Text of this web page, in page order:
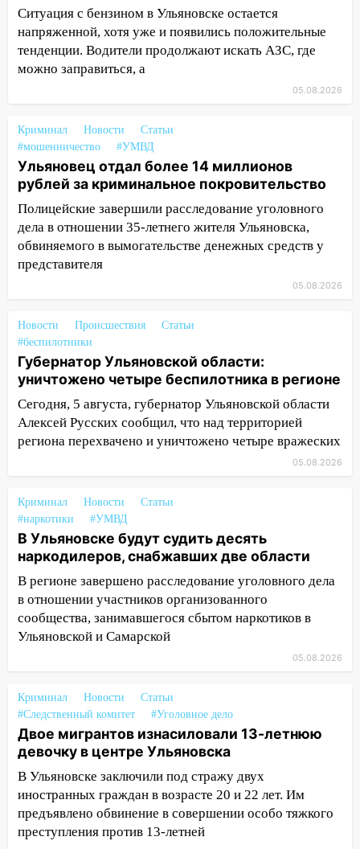
миллионов рублей за криминальное
покровительство
15:32 На «кольце» кроссовер сбил 18-
летнего мопедиста
14:32 На Ульяновскую область
надвигается жара
14:08
Пешеход переходил по «зебре»:
подробности серьезной аварии на
Фруктовой
13:30 В Димитровграде на улице
припаркованный автомобиль
12:37 Переезжал «зебру» на
велосипеде и попал под колеса
12:18 Вспыхнул изнутри: в
Железнодорожном районе горела дача
11:33 В Засвияжье под колёса авто
11:17
В Радищевском районе сгорели
хозяйственные постройки
11:00 В Канадее горел жилой дом
10:18 Губернатор Ульяновской области:
уничтожено четыре беспилотника в
регионе
10:00 В Ульяновске дотла сгорел
09:39
наркодилеров, снабжавших две области
09:25 Вынесли приговор дебоширам,
избившим мужчину в трамвае
08:27 Ульяновская полиция получила
один из шести уникальных автомобилей
в России
Ситуация с бензином в Ульяновске остается
напряженной, хотя уже и появились положительные
тенденции. Водители продолжают искать АЗС, где
можно заправиться, а
05.08.2026
Криминал Новости
Статьи
#мошенничество
#УМВД
Ульяновец отдал более 14 миллионов
рублей за криминальное покровительство
Полицейские завершили расследование уголовного
дела в отношении 35-летнего жителя Ульяновска,
обвиняемого в вымогательстве денежных средств у
представителя
05.08.2026
Новости Происшествия
Статьи
#беспилотники
Губернатор Ульяновской области:
уничтожено четыре беспилотника в регионе
Сегодня, 5 августа, губернатор Ульяновской области
Алексей Русских сообщил, что над территорией
региона перехвачено и уничтожено четыре вражеских
05.08.2026
Криминал Новости
Статьи
#наркотики
#УМВД
В Ульяновске будут судить десять
наркодилеров, снабжавших две области
В регионе завершено расследование уголовного дела
в отношении участников организованного
сообщества, занимавшегося сбытом наркотиков в
Ульяновской и Самарской
05.08.2026
Криминал Новости
Статьи
#Следственный комитет
#Уголовное дело
Двое мигрантов изнасиловали 13-летнюю
девочку в центре Ульяновска
В Ульяновске заключили под стражу двух
иностранных граждан в возрасте 20 и 22 лет. Им
предъявлено обвинение в совершении особо тяжкого
преступления против 13-летней